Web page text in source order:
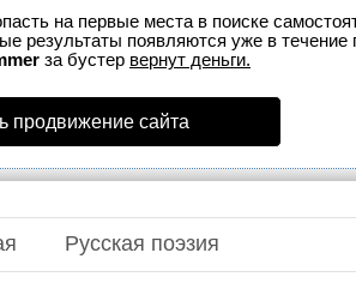
на первые места в поиске
результаты появляются уже в
за бустер вернут деньги.
продвижение сайта
Русская поэзия